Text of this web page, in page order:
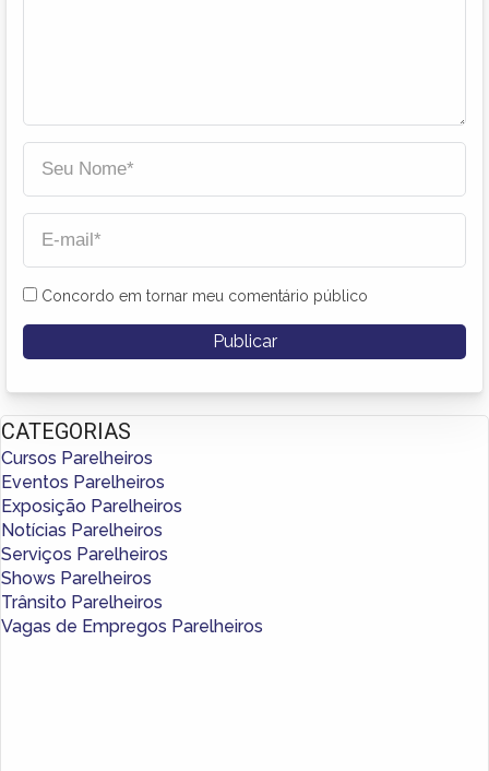
Concordo em tornar meu comentário público
CATEGORIAS
Cursos Parelheiros
Eventos Parelheiros
Exposição Parelheiros
Notícias Parelheiros
Serviços Parelheiros
Shows Parelheiros
Trânsito Parelheiros
Vagas de Empregos Parelheiros